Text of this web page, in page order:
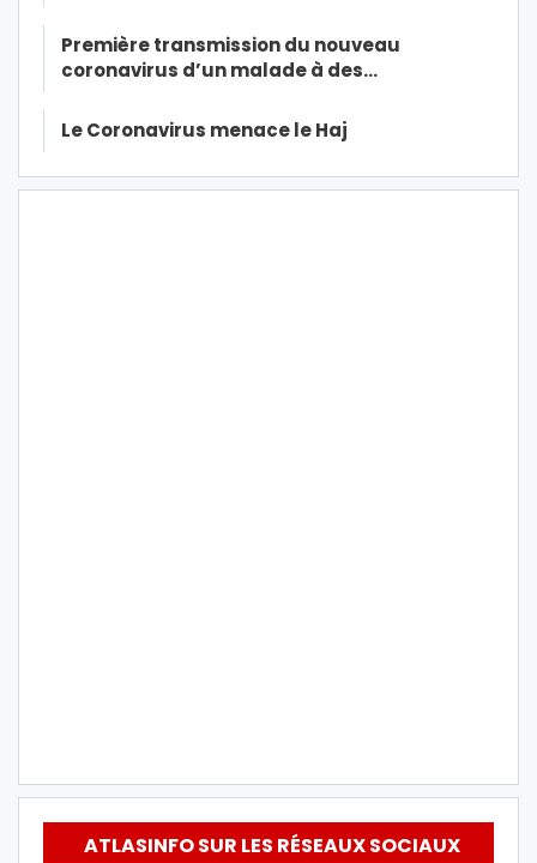
Première transmission du nouveau
coronavirus d’un malade à des…
Le Coronavirus menace le Haj
ATLASINFO SUR LES RÉSEAUX SOCIAUX